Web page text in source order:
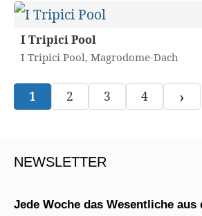
I Tripici Pool
I Tripici Pool, Magrodome-Dach
1 2 3 4 ›
NEWSLETTER
Jede Woche das Wesentliche